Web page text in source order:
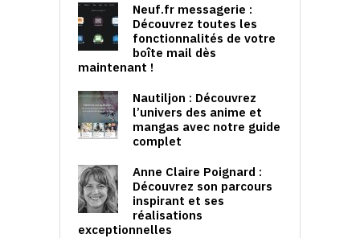
Neuf.fr messagerie :
Découvrez toutes les
fonctionnalités de votre
boîte mail dès
maintenant !
Nautiljon : Découvrez
l’univers des anime et
mangas avec notre guide
complet
Anne Claire Poignard :
Découvrez son parcours
inspirant et ses
réalisations
exceptionnelles